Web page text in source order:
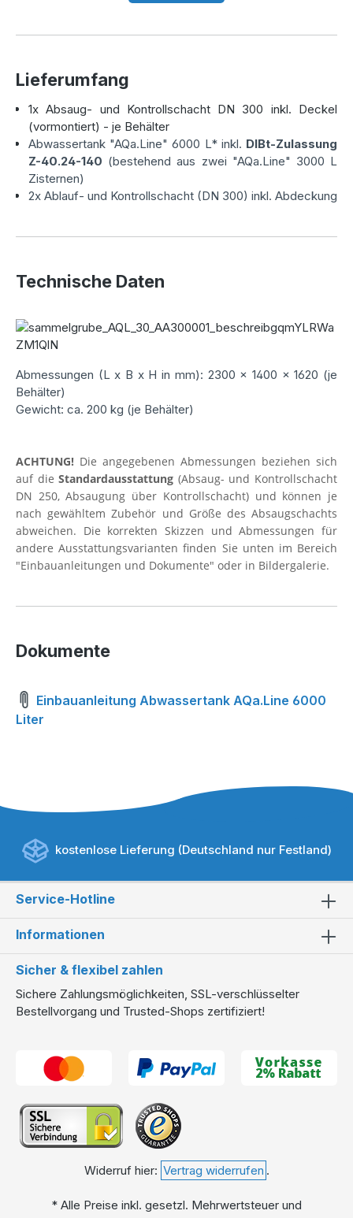
sind monolithisch (aus einem Stück) gefertigt und somit
Polyethylen sind dauerhaft korrosionsbeständig, zu 100%
Lagerung von Abwasser geeignet. Eine Nutzung als
Sammelgrube für Silage-Sickerwasser ist ebenfalls
problemlos möglich. Die Behälter sind DIBt-zugelassen und
verfügen serienmäßig über einen Revisionsdomschacht
(DN 250) zur Höhenanpassung, inklusive Abdeckung.
Kleingärten und Wochenendhäuser. Das sollten Sie
sich bei Ihrer zuständigen Behörde darüber informieren,
welche Zertifikate für die Inbetriebnahme Ihrer
Sammelgrube notwendig sind. Wichtig: Sammelgruben mit
DIBt-Zulassung (allgemeine Zulassung vom Deutschen
Institut für Bautechnik) werden von der unteren
Wasserbehörde immer akzeptiert. Zisterne24 bietet Ihnen
eine große Auswahl von DIBt-zugelassenen Sammelgruben
Investitionssicherheit.
Lieferumfang
1x Absaug- und Kontrollschacht DN 300 inkl. Deckel
(vormontiert) - je Behälter
Abwassertank "AQa.Line" 6000 L* inkl. DIBt-Zulassung
Z-40.24-140 (bestehend aus zwei "AQa.Line" 3000 L
Zisternen)
2x Ablauf- und Kontrollschacht (DN 300) inkl. Abdeckung
Technische Daten
Abmessungen (L x B x H in mm): 2300 x 1400 x 1620 (je
Behälter)
Gewicht: ca. 200 kg (je Behälter)
ACHTUNG! Die angegebenen Abmessungen beziehen sich
auf dieStandardausstattung (Absaug- und Kontrollschacht
DN 250, Absaugung über Kontrollschacht) und können je
nach gewähltem Zubehör und Größe des Absaugschachts
abweichen. Die korrekten Skizzen und Abmessungen für
andere Ausstattungsvarianten finden Sie unten im Bereich
"Einbauanleitungen und Dokumente" oder in Bildergalerie.
Dokumente
Einbauanleitung Abwassertank AQa.Line 6000
Liter
kostenlose Lieferung (Deutschland nur Festland)
Service-Hotline
Informationen
Sicher & flexibel zahlen
Sichere Zahlungsmöglichkeiten, SSL-verschlüsselter
Bestellvorgang und Trusted-Shops zertifiziert!
Widerruf hier: Vertrag widerrufen .
* Alle Preise inkl. gesetzl. Mehrwertsteuer und